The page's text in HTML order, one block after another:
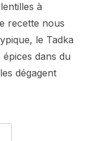
à
recette nous
le Tadka
dans du
dégagent